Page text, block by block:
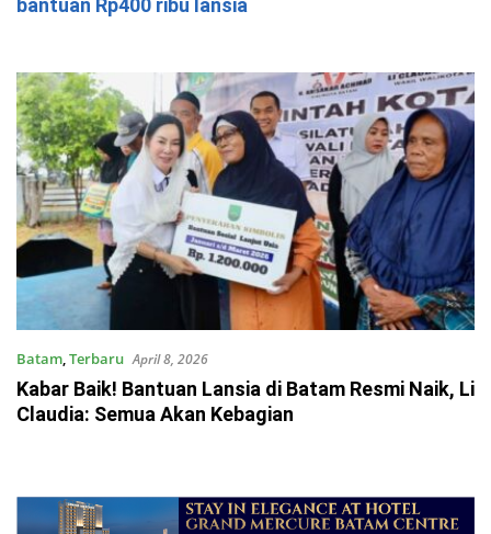
bantuan Rp400 ribu lansia
Batam,Terbaru April 8, 2026
Kabar Baik! Bantuan Lansia di Batam Resmi Naik, Li
Claudia: Semua Akan Kebagian